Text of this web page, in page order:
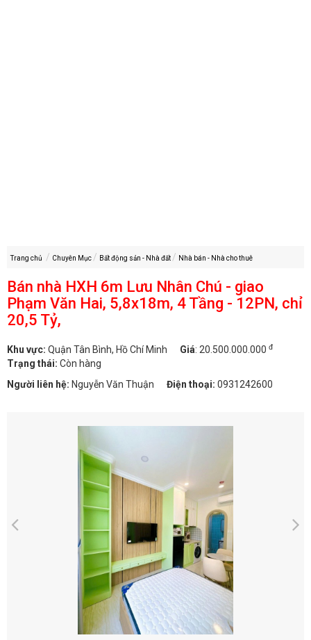
Trang chủ Chuyên Mục Bất động sản - Nhà đất Nhà bán - Nhà cho thuê
Bán nhà HXH 6m Lưu Nhân Chú - giao
Phạm Văn Hai, 5,8x18m, 4 Tầng - 12PN, chỉ
20,5 Tỷ,
Khu vực: Quận Tân Bình, Hồ Chí Minh Giá: 20.500.000.000 đ
Trạng thái: Còn hàng
Người liên hệ: Nguyễn Văn Thuận Điện thoại: 0931242600